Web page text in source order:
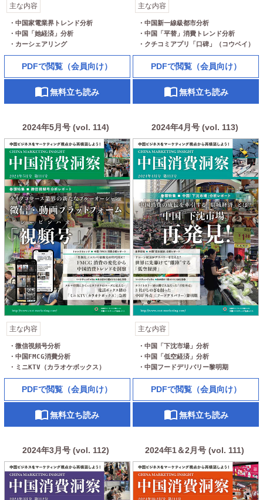
主な内容
・中国家電業界トレンド分析
・中国「她経済」分析
・カーシェアリング
PDFで閲覧（会員向け）
無料立ち読み
主な内容
・中国新一線級都市分析
・中国「平替」消費トレンド分析
・クチコミアプリ「口碑」（コウベイ）
PDFで閲覧（会員向け）
無料立ち読み
2024年5月号 (vol. 114)
主な内容
・微信視頻号分析
・中国FMCG消費分析
・ミニKTV（カラオケボックス）
PDFで閲覧（会員向け）
無料立ち読み
2024年4月号 (vol. 113)
主な内容
・中国「下沈市場」分析
・中国「低空経済」分析
・中国フードデリバリー黎明期
PDFで閲覧（会員向け）
無料立ち読み
2024年3月号 (vol. 112) 2024年1＆2月号 (vol. 111)